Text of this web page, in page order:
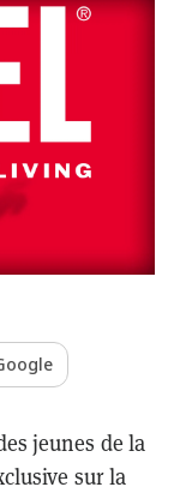
jeunes de la
sur la